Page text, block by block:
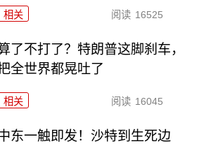
相关 阅读 16525
了不打了？特朗普这脚刹车，
全世界都晃吐了
相关 阅读 16045
东一触即发！沙特到生死边